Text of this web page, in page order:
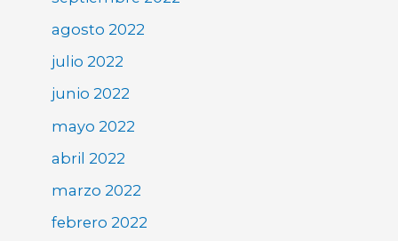
agosto 2022
julio 2022
junio 2022
mayo 2022
abril 2022
marzo 2022
febrero 2022